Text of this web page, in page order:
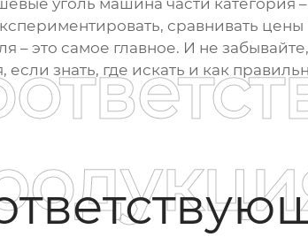
уголь машина части категория
сравнивать
– это самое главное. И не
, если знать, где искать и как